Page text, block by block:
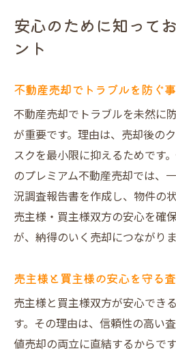
安心のために知って
ント
不動産売却でトラブルを防ぐ
不動産売却でトラブルを未然に
が重要です。理由は、売却後の
スクを最小限に抑えるためです
のプレミアム不動産売却では、
況調査報告書を作成し、物件の
売主様・買主様双方の安心を確
が、納得のいく売却につながりま
売主様と買主様の安心を守る
売主様と買主様双方が安心でき
す。その理由は、信頼性の高い
値売却の両立に直結するからで